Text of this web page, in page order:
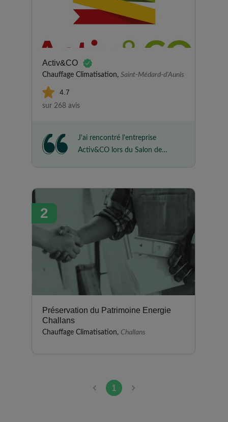
Activ&CO
Chauffage Climatisation, Saint-Médard-d'Aunis
4.7
sur 268 avis
J'ai rencontré l'entreprise
Activ&CO lors du Salon de
de mes panneaux solaires. Les
délais annoncés ont été
respectés et je suis très satisfait
de la qualité de leur travail.
2
Préservation du Patrimoine Energie
Challans
Chauffage Climatisation, Challans
1